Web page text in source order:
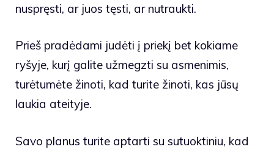
nuspręsti, ar juos tęsti, ar nutraukti.
Prieš pradėdami judėti į priekį bet kokiame
ryšyje, kurį galite užmegzti su asmenimis,
turėtumėte žinoti, kad turite žinoti, kas jūsų
laukia ateityje.
Savo planus turite aptarti su sutuoktiniu, kad